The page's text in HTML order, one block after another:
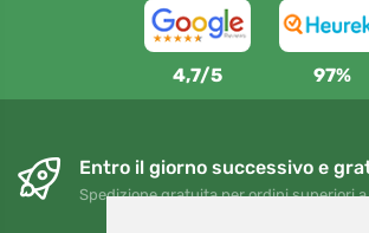
4,7/5 97%
Entro il giorno successivo e
Spedizione gratuita per ordini superiori a